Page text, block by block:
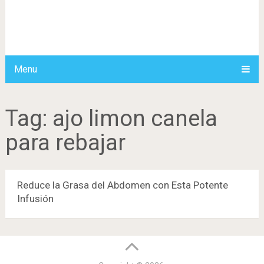
Menu
Tag: ajo limon canela
para rebajar
Reduce la Grasa del Abdomen con Esta Potente
Infusión